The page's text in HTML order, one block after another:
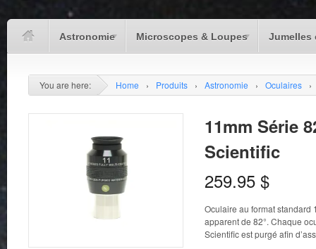
Astronomie Microscopes & Loupes Jumelles
You are here: Home › Produits › Astronomie › Oculaires ›
11mm Série
Scientific
259.95 $
Oculaire au format standard
apparent de 82°. Chaque
Scientific est purgé afin